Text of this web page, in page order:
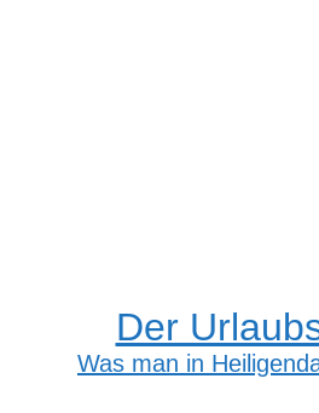
Der
Was man in